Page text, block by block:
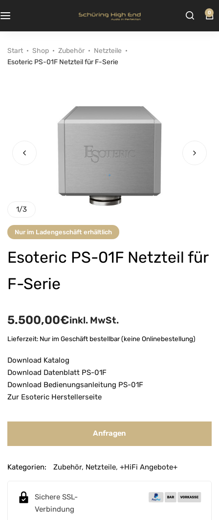
0
Start Shop Zubehör
Netzteile
Esoteric PS-01F Netzteil für F-Serie
1/3
Nur im Ladengeschäft erhältlich
Esoteric PS-01F Netzteil für
F-Serie
5.500,00€inkl. MwSt.
Lieferzeit: Nur im Geschäft bestellbar (keine Onlinebestellung)
Download Katalog
Download Datenblatt PS-01F
Download Bedienungsanleitung PS-01F
Zur Esoteric Herstellerseite
Anfragen
Kategorien: Zubehör, Netzteile, +HiFi Angebote+
Sichere SSL-
Verbindung